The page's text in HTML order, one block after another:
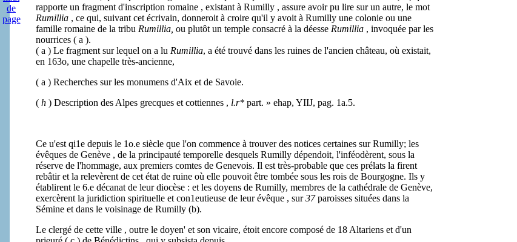
rapporte un fragment d'inscription romaine , existant à Rumilly , assure avoir pu lire sur un autre, le mot
Rumillia , ce qui, suivant cet écrivain, donneroit à croire qu'il y avoit à Rumilly une colonie ou une
famille romaine de la tribu Rumillia, ou plutôt un temple consacré à la déesse Rumillia , invoquée par les
nourrices ( a ).
( a ) Le fragment sur lequel on a lu Rumillia, a été trouvé dans les ruines de l'ancien château, où existait,
en 163o, une chapelle très-ancienne,
( a ) Recherches sur les monumens d'Aix et de Savoie.
( h ) Description des Alpes grecques et cottiennes , l.r* part. » ehap, YIIJ, pag. 1a.5.
Ce u'est qi1e depuis le 1o.e siècle que l'on commence à trouver des notices certaines sur Rumilly; les
évêques de Genève , de la principauté temporelle desquels Rumilly dépendoit, l'inféodèrent, sous la
réserve de l'hommage, aux premiers comtes de Genevois. Il est très-probable que ces prélats la firent
rebâtir et la relevèrent de cet état de ruine où elle pouvoit être tombée sous les rois de Bourgogne. Ils y
établirent le 6.e décanat de leur diocèse : et les doyens de Rumilly, membres de la cathédrale de Genève,
exercèrent la juridiction spirituelle et con1eutieuse de leur évêque , sur37paroisses situées dans la
Sémine et dans le voisinage de Rumilly (b).
Le clergé de cette ville , outre le doyen' et son vicaire, étoit encore composé de 18 Altariens et d'un